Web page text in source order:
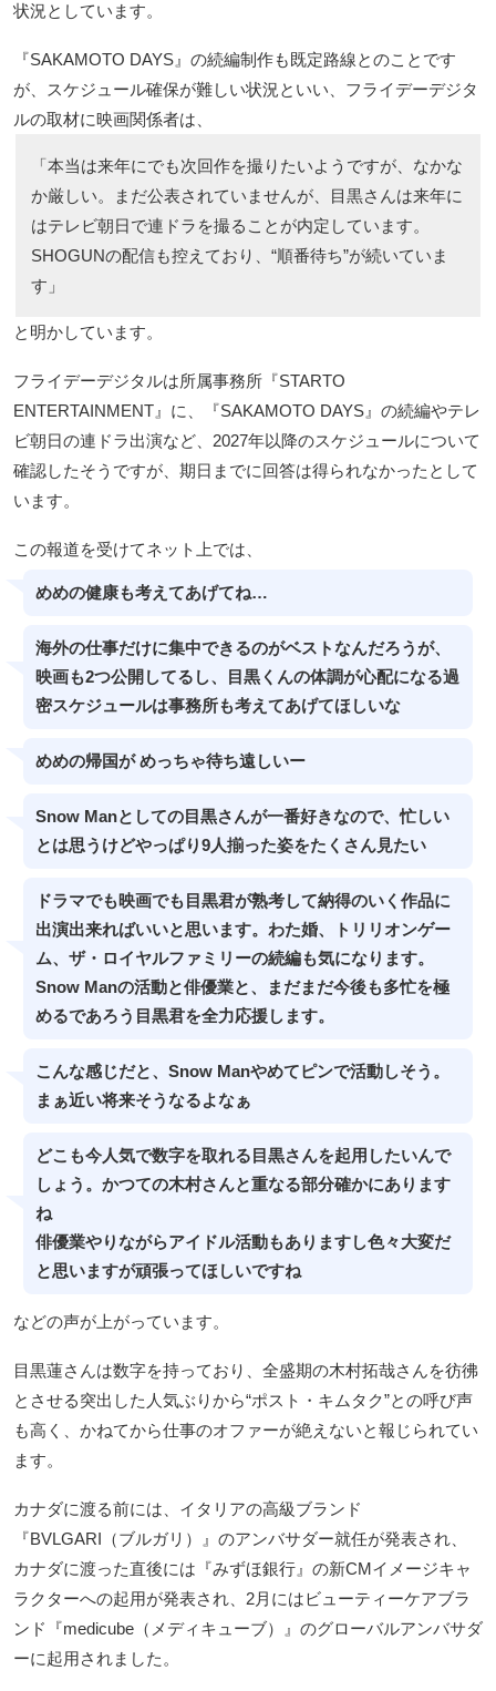
状況としています。
『SAKAMOTO DAYS』の続編制作も既定路線とのことです
が、スケジュール確保が難しい状況といい、フライデーデジタ
ルの取材に映画関係者は、
「本当は来年にでも次回作を撮りたいようですが、なかな
か厳しい。まだ公表されていませんが、目黒さんは来年に
はテレビ朝日で連ドラを撮ることが内定しています。
SHOGUNの配信も控えており、“順番待ち”が続いていま
す」
と明かしています。
フライデーデジタルは所属事務所『STARTO
ENTERTAINMENT』に、『SAKAMOTO DAYS』の続編やテレ
ビ朝日の連ドラ出演など、2027年以降のスケジュールについて
確認したそうですが、期日までに回答は得られなかったとして
います。
この報道を受けてネット上では、
めめの健康も考えてあげてね…
海外の仕事だけに集中できるのがベストなんだろうが、
映画も2つ公開してるし、目黒くんの体調が心配になる過
密スケジュールは事務所も考えてあげてほしいな
めめの帰国が めっちゃ待ち遠しいー
Snow Manとしての目黒さんが一番好きなので、忙しい
とは思うけどやっぱり9人揃った姿をたくさん見たい
ドラマでも映画でも目黒君が熟考して納得のいく作品に
出演出来ればいいと思います。わた婚、トリリオンゲー
ム、ザ・ロイヤルファミリーの続編も気になります。
Snow Manの活動と俳優業と、まだまだ今後も多忙を極
めるであろう目黒君を全力応援します。
こんな感じだと、Snow Manやめてピンで活動しそう。
まぁ近い将来そうなるよなぁ
どこも今人気で数字を取れる目黒さんを起用したいんで
しょう。かつての木村さんと重なる部分確かにあります
ね
俳優業やりながらアイドル活動もありますし色々大変だ
と思いますが頑張ってほしいですね
などの声が上がっています。
目黒蓮さんは数字を持っており、全盛期の木村拓哉さんを彷彿
とさせる突出した人気ぶりから“ポスト・キムタク”との呼び声
も高く、かねてから仕事のオファーが絶えないと報じられてい
ます。
カナダに渡る前には、イタリアの高級ブランド
『BVLGARI（ブルガリ）』のアンバサダー就任が発表され、
カナダに渡った直後には『みずほ銀行』の新CMイメージキャ
ラクターへの起用が発表され、2月にはビューティーケアブラ
ンド『medicube（メディキューブ）』のグローバルアンバサダ
ーに起用されました。